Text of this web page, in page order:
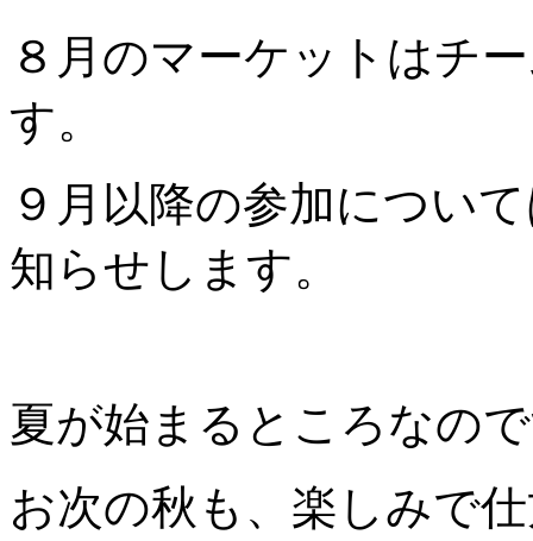
８月のマーケットはチ
す。
９月以降の参加につい
知らせします。
夏が始まるところなの
お次の秋も、楽しみで